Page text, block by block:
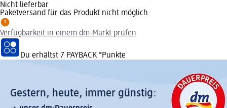
Nicht lieferbar
Paketversand für das Produkt nicht möglich
Verfügbarkeit in einem dm-Markt prüfen
Du erhältst 7 PAYBACK °Punkte
Gestern, heute, immer günstig: